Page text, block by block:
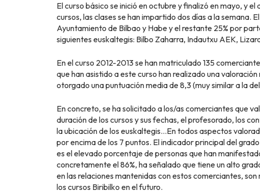
El curso básico se inició en octubre y finalizó en mayo, y
cursos, las clases se han impartido dos días a la semana.
Ayuntamiento de Bilbao y Habe y el restante 25% por
siguientes euskaltegis: Bilbo Zaharra, Indautxu AEK,
En el curso 2012-2013 se han matriculado 135
que han asistido a este curso han realizado una
otorgado una puntuación media de 8,3 (muy similar a la
En concreto, se ha solicitado a los/as comerciantes que
duración de los cursos y sus fechas, el profesorado, los
la ubicación de los euskaltegis…En todos aspectos
por encima de los 7 puntos. El indicador principal del
es el elevado porcentaje de personas que han
concretamente el 86%, ha señalado que tiene un alto
en las relaciones mantenidas con estos comerciantes,
los cursos Biribilko en el futuro.